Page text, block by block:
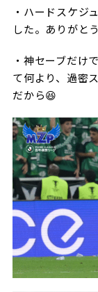
ビジターサポ
三輪緑山ベースを
ゼル塾
ＦＣ町田ゼル
お問
・ハードスケジ
した。ありがと
・神セーブだけ
て何より、過密
だから😆